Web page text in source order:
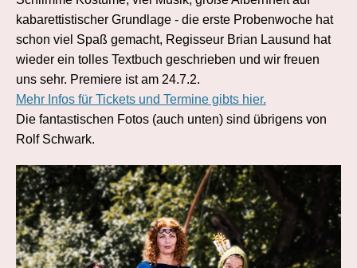
kabarettistischer Grundlage - die erste Probenwoche hat
schon viel Spaß gemacht, Regisseur Brian Lausund hat
wieder ein tolles Textbuch geschrieben und wir freuen
uns sehr. Premiere ist am 24.7.2.
Mehr Infos für Tickets und Termine gibts hier.
Die fantastischen Fotos (auch unten) sind übrigens von
Rolf Schwark.